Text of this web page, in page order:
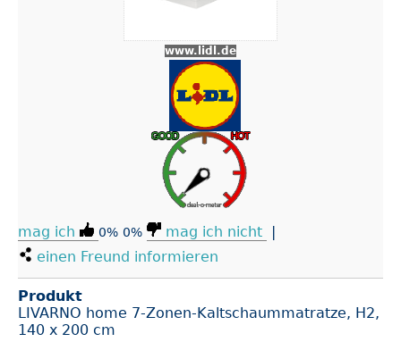
www.lidl.de
mag ich 0% 0% mag ich nicht
|
einen Freund informieren
Produkt
LIVARNO home 7-Zonen-Kaltschaummatratze, H2,
140 x 200 cm